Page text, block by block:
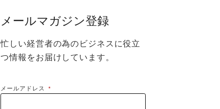
メールマガジン登録
忙しい経営者の為のビジネスに役立
つ情報をお届けしています。
メールアドレス*